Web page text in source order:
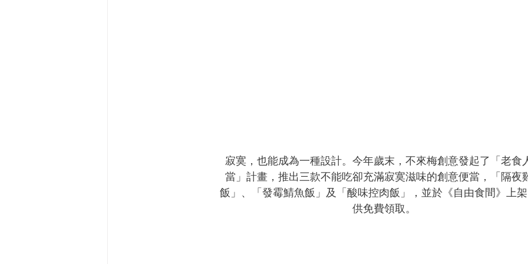
寂寞，也能成為一種設計。今年歲末，不來梅創意發起了「老食
當」計畫，推出三款不能吃卻充滿寂寞滋味的創意便當，「隔夜
飯」、「發霉鯖魚飯」及「酸味控肉飯」，並於《自由食間》上
供免費領取。